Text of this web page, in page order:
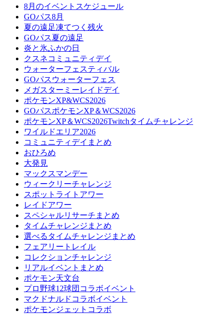
8月のイベントスケジュール
GOパス8月
夏の遠足凍てつく残火
GOパス夏の遠足
炎と氷ふかの日
クスネコミュニティデイ
ウォーターフェスティバル
GOパスウォーターフェス
メガスターミーレイドデイ
ポケモンXP&WCS2026
GOパスポケモンXP＆WCS2026
ポケモンXP＆WCS2026Twitchタイムチャレンジ
ワイルドエリア2026
コミュニティデイまとめ
おひろめ
大発見
マックスマンデー
ウィークリーチャレンジ
スポットライトアワー
レイドアワー
スペシャルリサーチまとめ
タイムチャレンジまとめ
選べるタイムチャレンジまとめ
フェアリートレイル
コレクションチャレンジ
リアルイベントまとめ
ポケモン天文台
プロ野球12球団コラボイベント
マクドナルドコラボイベント
ポケモンジェットコラボ